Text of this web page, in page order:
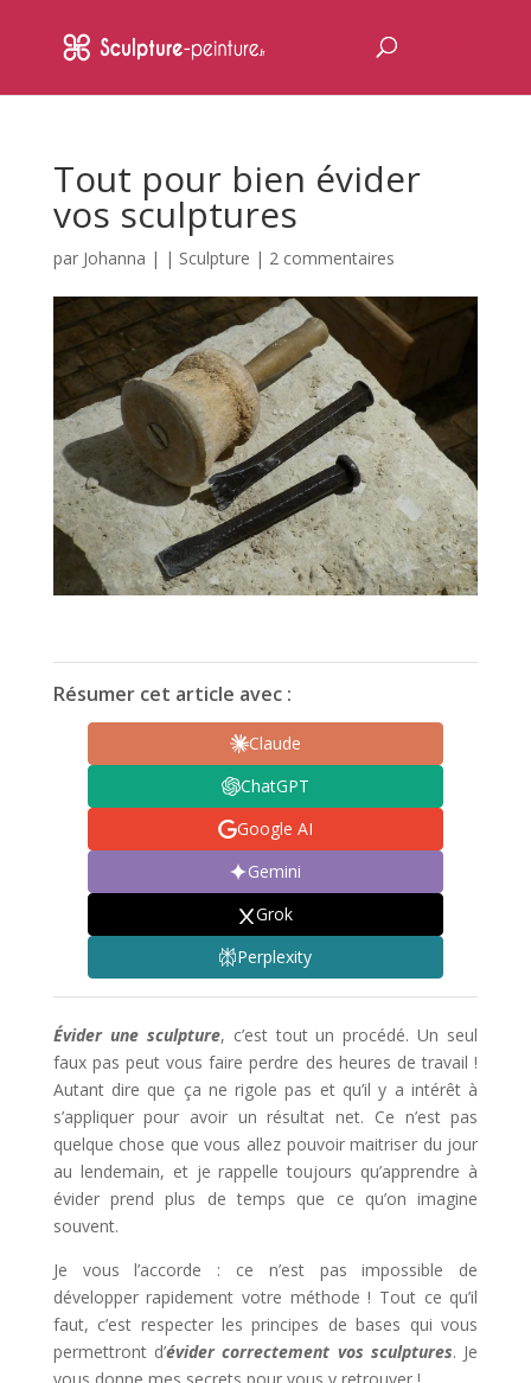
Tout pour bien évider
vos sculptures
par Johanna | | Sculpture | 2 commentaires
Résumer cet article avec :
Claude
ChatGPT
Google AI
Gemini
Grok
Perplexity
Évider une sculpture, c’est tout un procédé. Un seul
faux pas peut vous faire perdre des heures de travail !
Autant dire que ça ne rigole pas et qu’il y a intérêt à
s’appliquer pour avoir un résultat net. Ce n’est pas
quelque chose que vous allez pouvoir maitriser du jour
au lendemain, et je rappelle toujours qu’apprendre à
évider prend plus de temps que ce qu’on imagine
souvent.
Je vous l’accorde : ce n’est pas impossible de
développer rapidement votre méthode ! Tout ce qu’il
faut, c’est respecter les principes de bases qui vous
permettront d’évider correctement vos sculptures. Je